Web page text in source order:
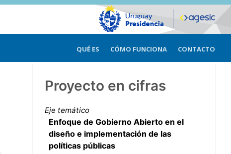
QUÉ ES CÓMO FUNCIONA CONTACTO
Proyecto en cifras
Eje temático
Enfoque de Gobierno Abierto en el
diseño e implementación de las
políticas públicas